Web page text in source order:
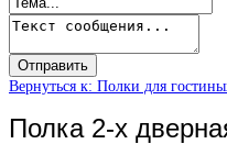
Вернуться к: Полки для
Полка 2-х